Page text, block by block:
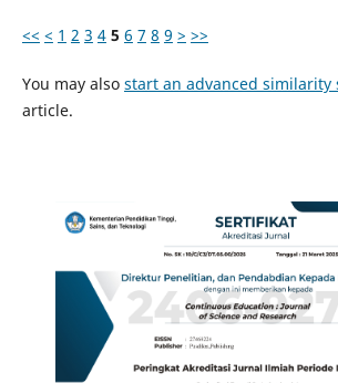
<< < 1 2 3 4 5 6 7 8 9 > >>
You may also start an advanced similarity
article.